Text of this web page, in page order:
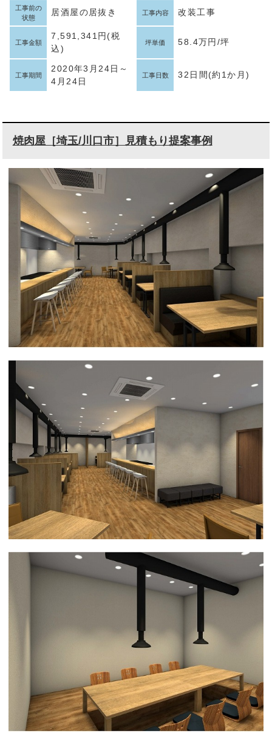
工事前の
状態
居酒屋の居抜き 工事内容 改装工事
工事金額
7,591,341円(税
込)
坪単価 58.4万円/坪
工事期間
2020年3月24日～
4月24日
工事日数 32日間(約1か月)
焼肉屋［埼玉/川口市］見積もり提案事例